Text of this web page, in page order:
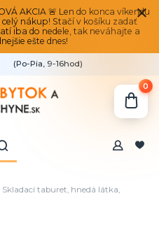
AKCIA 🚨 Len do konca víkendu
nákup! Stačí v košíku zadať
iba do nedele, tak neváhajte a
ešte dnes!
(Po-Pia, 9-16hod)
0
Skladací taburet, hnedá látka,